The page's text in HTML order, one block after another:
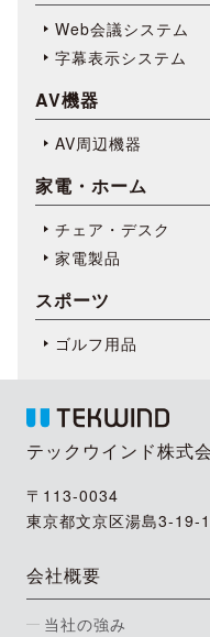
Web会議システム
字幕表⽰システム
AV機器
AV周辺機器
家電・ホーム
チェア・デスク
家電製品
スポーツ
ゴルフ用品
テックウインド株式
〒113-0034
東京都文京区湯島3-19-
会社概要
当社の強み